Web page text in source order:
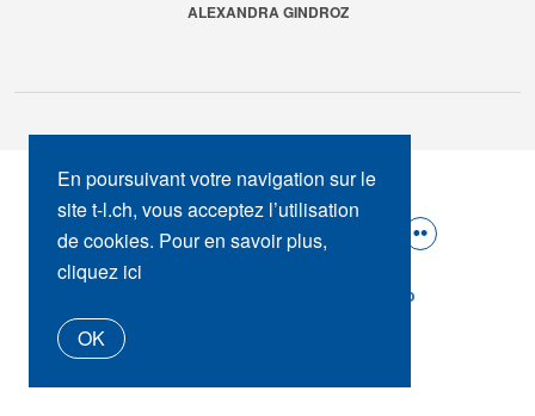
ALEXANDRA GINDROZ
SUIVEZ-NOUS :
tl_shop
En poursuivant votre navigation sur le
site t-l.ch, vous acceptez l’utilisation
de cookies. Pour en savoir plus,
cliquez ici
OK